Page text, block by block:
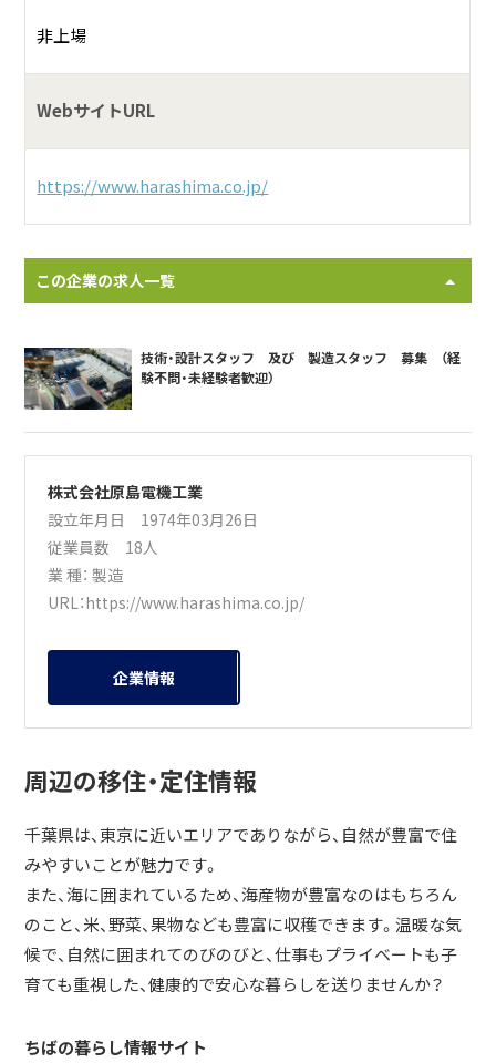
非上場
WebサイトURL
https://www.harashima.co.jp/
この企業の求人一覧
技術・設計スタッフ 及び 製造スタッフ 募集 （経
験不問・未経験者歓迎）
株式会社原島電機工業
設立年月日 1974年03月26日
従業員数 18人
業 種：製造
URL：https://www.harashima.co.jp/
企業情報
周辺の移住・定住情報
千葉県は、東京に近いエリアでありながら、自然が豊富で住
みやすいことが魅力です。
また、海に囲まれているため、海産物が豊富なのはもちろん
のこと、米、野菜、果物なども豊富に収穫できます。温暖な気
候で、自然に囲まれてのびのびと、仕事もプライベートも子
育ても重視した、健康的で安心な暮らしを送りませんか？
ちばの暮らし情報サイト